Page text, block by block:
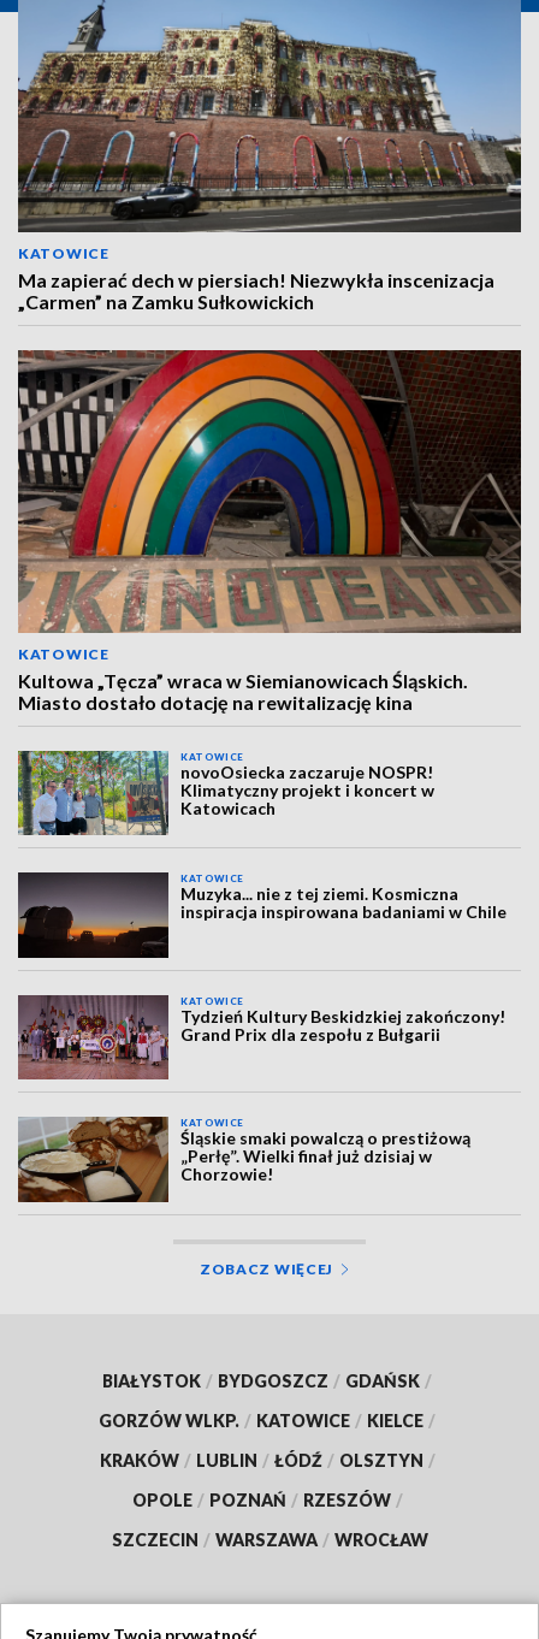
KATOWICE
Ma zapierać dech w piersiach! Niezwykła inscenizacja
„Carmen” na Zamku Sułkowickich
KATOWICE
Kultowa „Tęcza” wraca w Siemianowicach Śląskich.
Miasto dostało dotację na rewitalizację kina
KATOWICE
novoOsiecka zaczaruje NOSPR!
Klimatyczny projekt i koncert w
Katowicach
KATOWICE
Muzyka... nie z tej ziemi. Kosmiczna
inspiracja inspirowana badaniami w Chile
KATOWICE
Tydzień Kultury Beskidzkiej zakończony!
Grand Prix dla zespołu z Bułgarii
KATOWICE
Śląskie smaki powalczą o prestiżową
„Perłę”. Wielki finał już dzisiaj w
Chorzowie!
ZOBACZ WIĘCEJ
BIAŁYSTOK / BYDGOSZCZ / GDAŃSK /
GORZÓW WLKP. / KATOWICE / KIELCE /
KRAKÓW / LUBLIN / ŁÓDŹ / OLSZTYN /
OPOLE / POZNAŃ / RZESZÓW /
SZCZECIN / WARSZAWA / WROCŁAW
Szanujemy Twoją prywatność